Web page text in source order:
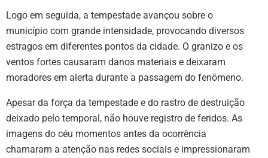
Logo em seguida, a tempestade avançou sobre o
município com grande intensidade, provocando diversos
estragos em diferentes pontos da cidade. O granizo e os
ventos fortes causaram danos materiais e deixaram
moradores em alerta durante a passagem do fenômeno.
Apesar da força da tempestade e do rastro de destruição
deixado pelo temporal, não houve registro de feridos. As
imagens do céu momentos antes da ocorrência
chamaram a atenção nas redes sociais e impressionaram